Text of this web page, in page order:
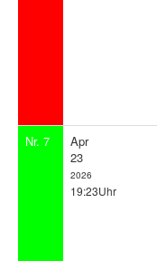
Nr. 7
Apr
23
2026
19:23Uhr